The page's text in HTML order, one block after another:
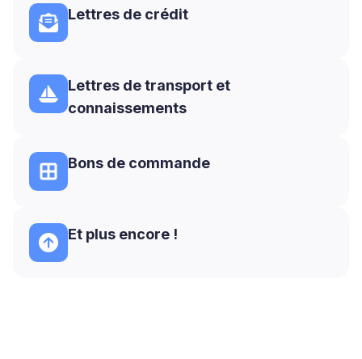
Lettres de crédit
Lettres de transport et
connaissements
Bons de commande
Et plus encore !